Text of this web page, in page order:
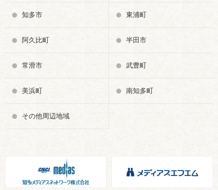
知多市 東浦町
阿久比町 半田市
常滑市 武豊町
美浜町 南知多町
その他周辺地域